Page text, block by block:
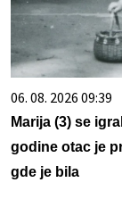
06. 08. 2026 09:39
Marija (3) se
godine otac je
gde je bila